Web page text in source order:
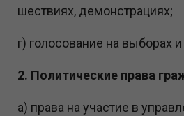
шествиях, демонстрациях;
г) голосование на выборах и
2. Политические права
а) права на участие в